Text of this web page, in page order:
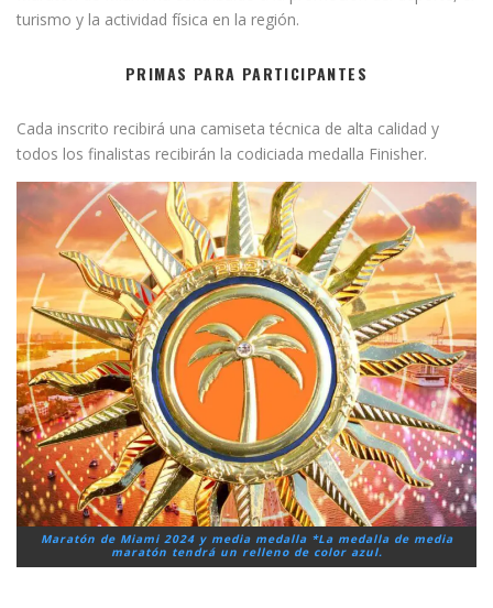
turismo y la actividad física en la región.
PRIMAS PARA PARTICIPANTES
Cada inscrito recibirá una camiseta técnica de alta calidad y
todos los finalistas recibirán la codiciada medalla Finisher.
Maratón de Miami 2024 y media medalla *La medalla de media
maratón tendrá un relleno de color azul.